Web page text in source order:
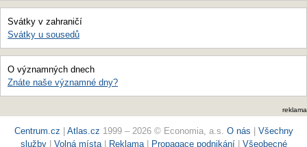
Svátky v zahraničí
Svátky u sousedů
O významných dnech
Znáte naše významné dny?
reklama
Centrum.cz Atlas.cz 1999 – 2026 © Economia, a.s. O nás
Všechny
služby
Volná místa| Reklama Propagace podnikání| Všeobecné